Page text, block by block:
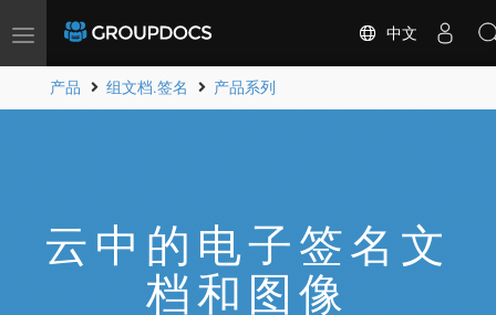
Toggle
中文
产品 组文档.签名 产品系列
云中的电子签名文
档和图像